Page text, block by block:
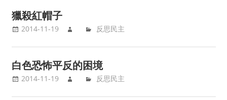
獵殺紅帽子
2014-11-19 反思民主
白色恐怖平反的困境
2014-11-19 反思民主